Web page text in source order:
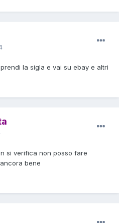
la sigla e vai su ebay e altri
si verifica non posso fare
bene